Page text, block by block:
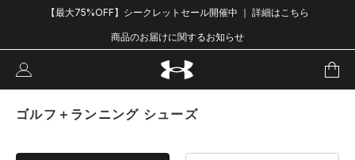
【最大75%OFF】シークレットセール開催中 ｜ 詳細はこちら
商品のお届けに関するお知らせ
ゴルフ＋ランニング シューズ